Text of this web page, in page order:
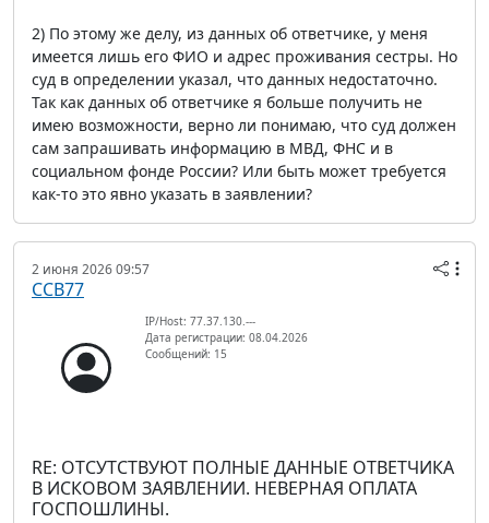
2) По этому же делу, из данных об ответчике, у меня
имеется лишь его ФИО и адрес проживания сестры. Но
суд в определении указал, что данных недостаточно.
Так как данных об ответчике я больше получить не
имею возможности, верно ли понимаю, что суд должен
сам запрашивать информацию в МВД, ФНС и в
социальном фонде России? Или быть может требуется
как-то это явно указать в заявлении?
2 июня 2026 09:57
ССВ77
IP/Host: 77.37.130.---
Дата регистрации: 08.04.2026
Сообщений: 15
RE: ОТСУТСТВУЮТ ПОЛНЫЕ ДАННЫЕ ОТВЕТЧИКА
В ИСКОВОМ ЗАЯВЛЕНИИ. НЕВЕРНАЯ ОПЛАТА
ГОСПОШЛИНЫ.